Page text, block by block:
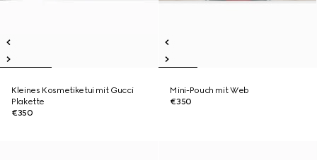
Kleines Kosmetiketui mit Gucci
Plakette
€350
Mini-Pouch mit Web
€350